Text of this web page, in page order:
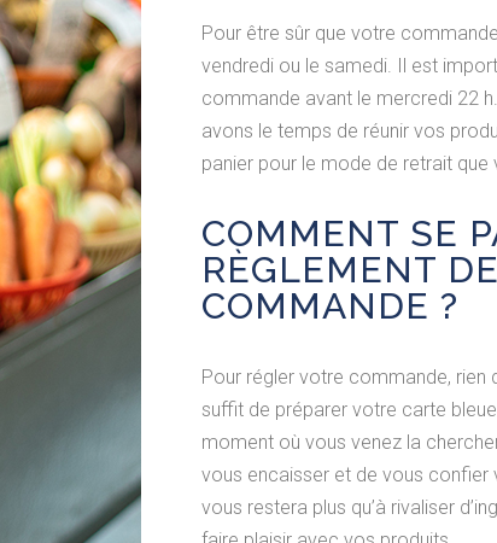
Pour être sûr que votre
vendredi ou le samedi. Il est
commande avant le mercredi 22
avons le temps de réunir vos
panier pour le mode de retrait que
COMMENT SE
RÈGLEMENT
COMMANDE ?
Pour régler votre commande, rien
suffit de préparer votre carte
moment où vous venez la
vous encaisser et de vous confier
vous restera plus qu’à rivaliser